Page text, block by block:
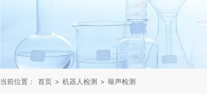
当前位置： 首页 > 机器人检测 > 噪声检测